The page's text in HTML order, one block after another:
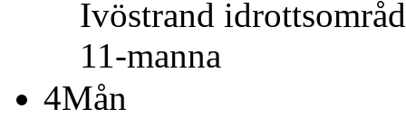
Ivöstrand
11-manna
4Mån